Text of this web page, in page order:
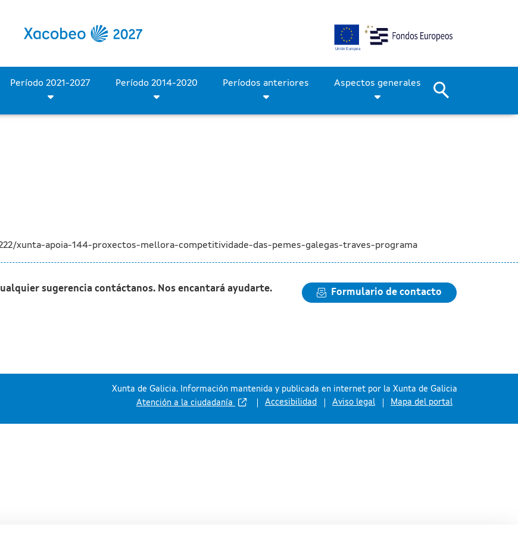
de mejora de la competitividad de las pymes
xunta-apoia-144-proxectos-mellora-competitividade-das-pemes-galegas-traves-programa
sugerencia contáctanos. Nos encantará ayudarte. Formulario de contacto
Xunta de Galicia. Información mantenida y publicada en internet por la Xunta de Galicia
Atención a la ciudadanía
Accesibilidad Aviso legal Mapa del portal